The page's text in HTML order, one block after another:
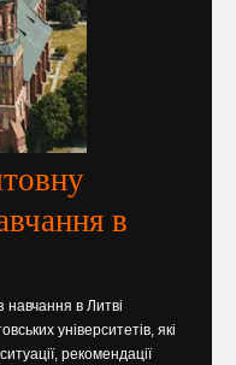
в
в Литві
університетів, які
рекомендації